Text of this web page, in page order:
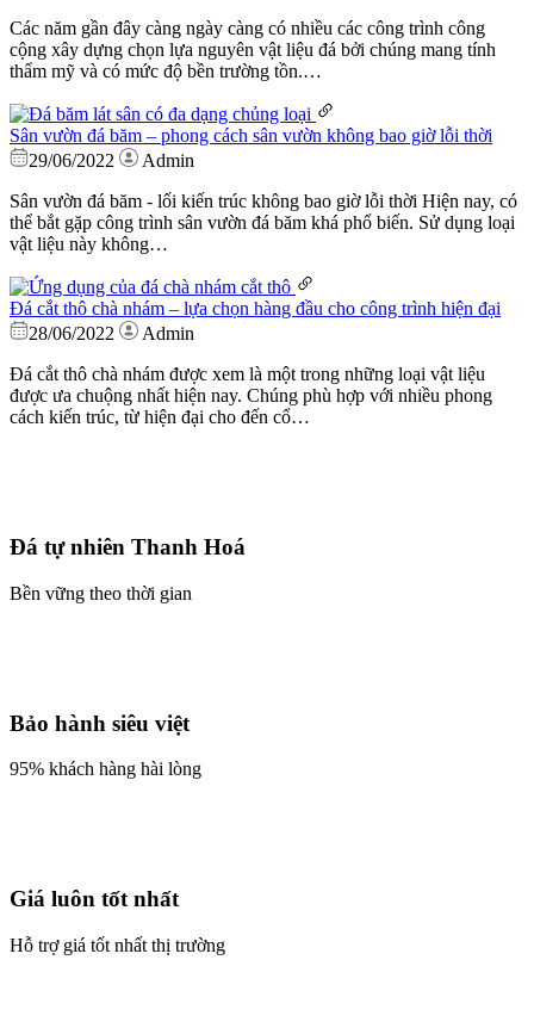
Các năm gần đây càng ngày càng có nhiều các công trình công
cộng xây dựng chọn lựa nguyên vật liệu đá bởi chúng mang tính
thẩm mỹ và có mức độ bền trường tồn.…
Sân vườn đá băm – phong cách sân vườn không bao giờ lỗi thời
29/06/2022
Admin
Sân vườn đá băm - lối kiến trúc không bao giờ lỗi thời Hiện nay, có
thể bắt gặp công trình sân vườn đá băm khá phổ biến. Sử dụng loại
vật liệu này không…
Đá cắt thô chà nhám – lựa chọn hàng đầu cho công trình hiện đại
28/06/2022
Admin
Đá cắt thô chà nhám được xem là một trong những loại vật liệu
được ưa chuộng nhất hiện nay. Chúng phù hợp với nhiều phong
cách kiến trúc, từ hiện đại cho đến cổ…
Đá tự nhiên Thanh Hoá
Bền vững theo thời gian
Bảo hành siêu việt
95% khách hàng hài lòng
Giá luôn tốt nhất
Hỗ trợ giá tốt nhất thị trường